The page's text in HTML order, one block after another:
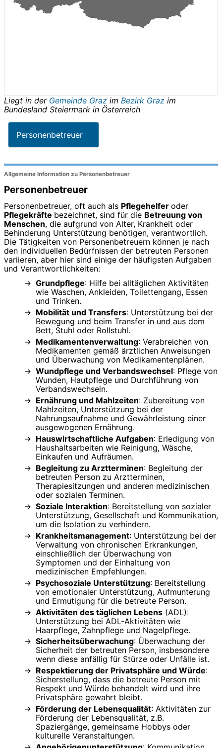
Liegt in der Gemeinde Graz im Bezirk Graz im
Bundesland Steiermark in Österreich
Personenbetreuer
Allgemeine Information zu Personenbetreuer
Personenbetreuer
Personenbetreuer, oft auch als Pflegehelfer oder
Pflegekräfte bezeichnet, sind für die Betreuung von
Menschen, die aufgrund von Alter, Krankheit oder
Behinderung Unterstützung benötigen, verantwortlich.
Die Tätigkeiten von Personenbetreuern können je nach
den individuellen Bedürfnissen der betreuten Personen
variieren, aber hier sind einige der häufigsten Aufgaben
und Verantwortlichkeiten:
Grundpflege: Hilfe bei alltäglichen Aktivitäten
wie Waschen, Ankleiden, Toilettengang, Essen
und Trinken.
Mobilität und Transfers: Unterstützung bei der
Bewegung und beim Transfer in und aus dem
Bett, Stuhl oder Rollstuhl.
Medikamentenverwaltung: Verabreichen von
Medikamenten gemäß ärztlichen Anweisungen
und Überwachung von Medikamentenplänen.
Wundpflege und Verbandswechsel: Pflege von
Wunden, Hautpflege und Durchführung von
Verbandswechseln.
Ernährung und Mahlzeiten: Zubereitung von
Mahlzeiten, Unterstützung bei der
Nahrungsaufnahme und Gewährleistung einer
ausgewogenen Ernährung.
Hauswirtschaftliche Aufgaben: Erledigung von
Haushaltsarbeiten wie Reinigung, Wäsche,
Einkaufen und Aufräumen.
Begleitung zu Arztterminen: Begleitung der
betreuten Person zu Arztterminen,
Therapiesitzungen und anderen medizinischen
oder sozialen Terminen.
Soziale Interaktion: Bereitstellung von sozialer
Unterstützung, Gesellschaft und Kommunikation,
um die Isolation zu verhindern.
Krankheitsmanagement: Unterstützung bei der
Verwaltung von chronischen Erkrankungen,
einschließlich der Überwachung von
Symptomen und der Einhaltung von
medizinischen Empfehlungen.
Psychosoziale Unterstützung: Bereitstellung
von emotionaler Unterstützung, Aufmunterung
und Ermutigung für die betreute Person.
Aktivitäten des täglichen Lebens (ADL):
Unterstützung bei ADL-Aktivitäten wie
Haarpflege, Zahnpflege und Nagelpflege.
Sicherheitsüberwachung: Überwachung der
Sicherheit der betreuten Person, insbesondere
wenn diese anfällig für Stürze oder Unfälle ist.
Respektierung der Privatsphäre und Würde:
Sicherstellung, dass die betreute Person mit
Respekt und Würde behandelt wird und ihre
Privatsphäre gewahrt bleibt.
Förderung der Lebensqualität: Aktivitäten zur
Förderung der Lebensqualität, z.B.
Spaziergänge, gemeinsame Hobbys oder
kulturelle Veranstaltungen.